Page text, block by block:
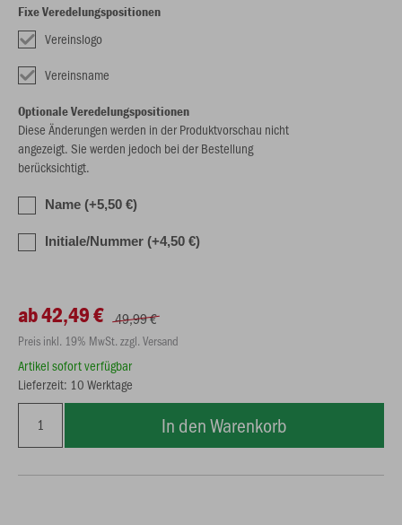
Fixe Veredelungspositionen
Vereinslogo
Vereinsname
Optionale Veredelungspositionen
Diese Änderungen werden in der Produktvorschau nicht
angezeigt. Sie werden jedoch bei der Bestellung
berücksichtigt.
Name (+5,50 €)
Initiale/Nummer (+4,50 €)
ab 42,49 € 49,99 €
Preis inkl. 19% MwSt. zzgl. Versand
Artikel sofort verfügbar
Lieferzeit: 10 Werktage
In den Warenkorb